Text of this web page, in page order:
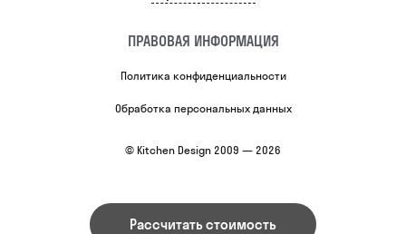
ПРАВОВАЯ ИНФОРМАЦИЯ
Политика конфиденциальности
Обработка персональных данных
© Kitchen Design 2009 — 2026
Рассчитать стоимость